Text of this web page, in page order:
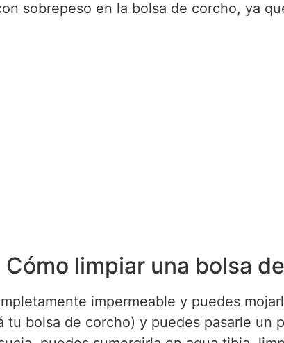
sobrepeso en la bolsa de corcho, ya
Cómo limpiar una bolsa
impermeable y puedes
tu bolsa de corcho) y puedes pasarle un